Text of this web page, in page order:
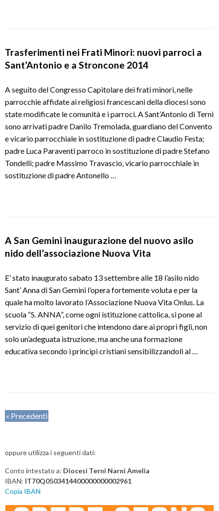
Trasferimenti nei Frati Minori: nuovi parroci a
Sant’Antonio e a Stroncone 2014
A seguito del Congresso Capitolare dei frati minori, nelle
parrocchie affidate ai religiosi francescani della diocesi sono
state modificate le comunità e i parroci. A Sant’Antonio di Terni
sono arrivati padre Danilo Tremolada, guardiano del Convento
e vicario parrocchiale in sostituzione di padre Claudio Festa;
padre Luca Paraventi parroco in sostituzione di padre Stefano
Tondelli; padre Massimo Travascio, vicario parrocchiale in
sostituzione di padre Antonello …
A San Gemini inaugurazione del nuovo asilo
nido dell’associazione Nuova Vita
E’ stato inaugurato sabato 13 settembre alle 18 l’asilo nido
Sant’ Anna di San Gemini l’opera fortemente voluta e per la
quale ha molto lavorato l’Associazione Nuova Vita Onlus. La
scuola “S. ANNA”, come ogni istituzione cattolica, si pone al
servizio di quei genitori che intendono dare ai propri figli, non
solo un’adeguata istruzione, ma anche una formazione
educativa secondo i principi cristiani sensibilizzandoli al …
P
t
N
a
v
i
« Precedenti
oppure utilizza i seguenti dati:
Conto intestato a: Diocesi Terni Narni Amelia
IBAN: IT70Q0503414400000000002961
Copia IBAN